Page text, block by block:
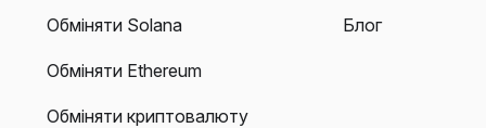
Обміняти Solana
Обміняти Ethereum
Обміняти криптовалюту
Блог